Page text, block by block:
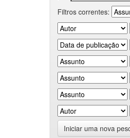
Filtros correntes:
Iniciar uma nova